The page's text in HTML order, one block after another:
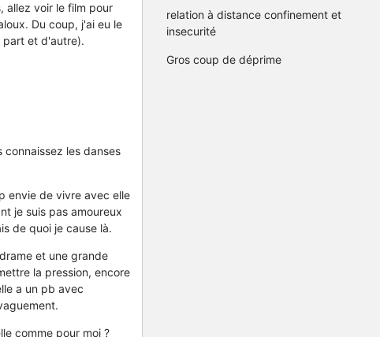
allez voir le film pour
Du coup, j'ai eu le
part et d'autre).
les danses
envie de vivre avec elle
je suis pas amoureux
de quoi je cause là.
et une grande
la pression, encore
a un pb avec
comme pour moi ?
relation à distance confinement et
insecurité
Gros coup de déprime